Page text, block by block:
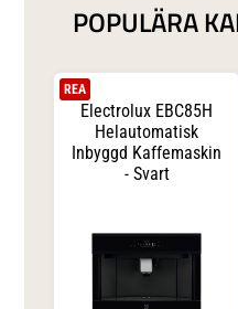
POPULÄRA
Electrolux EBC85H
Helautomatisk
Inbyggd Kaffemaskin
- Svart
REA